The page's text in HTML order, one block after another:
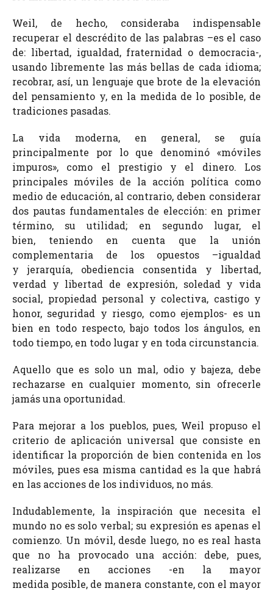
Weil, de hecho, consideraba indispensable
recuperar el descrédito de las palabras –es el caso
de: libertad, igualdad, fraternidad o democracia-,
usando libremente las más bellas de cada idioma;
recobrar, así, un lenguaje que brote de la elevación
del pensamiento y, en la medida de lo posible, de
tradiciones pasadas.
La vida moderna, en general, se guía
principalmente por lo que denominó «móviles
impuros», como el prestigio y el dinero. Los
principales móviles de la acción política como
medio de educación, al contrario, deben considerar
dos pautas fundamentales de elección: en primer
término, su utilidad; en segundo lugar, el
bien, teniendo en cuenta que la unión
complementaria de los opuestos –igualdad
y jerarquía, obediencia consentida y libertad,
verdad y libertad de expresión, soledad y vida
social, propiedad personal y colectiva, castigo y
honor, seguridad y riesgo, como ejemplos- es un
bien en todo respecto, bajo todos los ángulos, en
todo tiempo, en todo lugar y en toda circunstancia.
Aquello que es solo un mal, odio y bajeza, debe
rechazarse en cualquier momento, sin ofrecerle
jamás una oportunidad.
Para mejorar a los pueblos, pues, Weil propuso el
criterio de aplicación universal que consiste en
identificar la proporción de bien contenida en los
móviles, pues esa misma cantidad es la que habrá
en las acciones de los individuos, no más.
Indudablemente, la inspiración que necesita el
mundo no es solo verbal; su expresión es apenas el
comienzo. Un móvil, desde luego, no es real hasta
que no ha provocado una acción: debe, pues,
realizarse en acciones -en la mayor
medida posible, de manera constante, con el mayor